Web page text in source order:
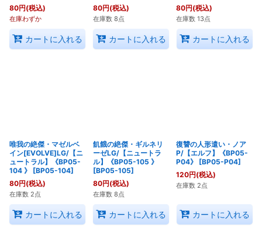
80円(税込)
在庫わずか
カートに入れる
80円(税込)
在庫数 8点
カートに入れる
80円(税込)
在庫数 13点
カートに入れる
唯我の絶傑・マゼルベ
イン[EVOLVE]LG/【ニ
ュートラル】《BP05-
104 》
[BP05-104]
80円(税込)
在庫数 2点
カートに入れる
飢餓の絶傑・ギルネリ
ーゼLG/【ニュートラ
ル】《BP05-105 》
[BP05-105]
80円(税込)
在庫数 8点
カートに入れる
復讐の人形遣い・ノア
P/【エルフ】《BP05-
P04》
[BP05-P04]
120円(税込)
在庫数 2点
カートに入れる